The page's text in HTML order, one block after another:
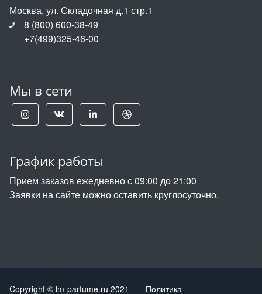
Москва, ул. Складочная д.1 стр.1
8 (800) 600-38-49
+7(499)325-46-00
Мы в сети
График работы
Прием заказов ежедневно с 09:00 до 21:00
Заявки на сайте можно оставить круглосуточно.
Copyright © lm-parfume.ru 2021 Политика